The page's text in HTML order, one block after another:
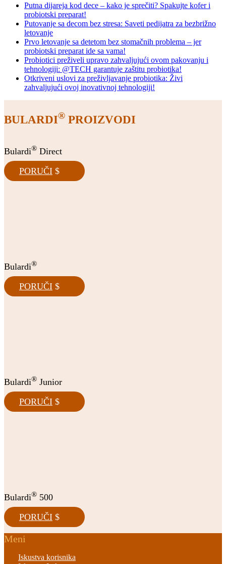
Putna dijareja kod dece – kako je sprečiti? Spakujte kofer i
probiotski preparat!
Putovanje sa decom bez stresa: Saveti pedijatra za bezbrižno
letovanje
Prvo letovanje sa detetom bez stomačnih problema – jer
probiotski preparat ide sa vama!
Probiotici preživeli upravo zahvaljujući ovom pakovanju i
tehnologiji: @TECH garantuje zaštitu probiotika!
Otkriveni uslovi za preživljavanje probiotika: Živi
zahvaljujući ovoj inovativnoj tehnologiji!
BULARDI® PROIZVODI
Bulardi® Direct
PORUČI
Bulardi®
PORUČI
Bulardi® Junior
PORUČI
Bulardi® 500
PORUČI
Meni
Iskustva korisnika